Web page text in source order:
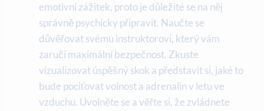
emotivní zážitek, proto je důležité se na něj
správně psychicky připravit. Naučte se
důvěřovat svému instruktorovi, který vám
zaručí maximální bezpečnost. Zkuste
vizualizovat úspěšný skok a představit si, jaké to
bude pociťovat volnost a adrenalin v letu ve
vzduchu. Uvolněte se a věřte si, že zvládnete